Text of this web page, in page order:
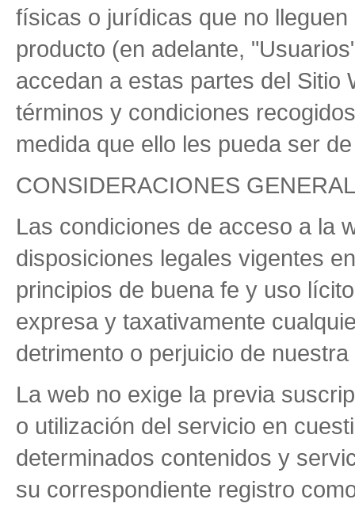
físicas o jurídicas que no
producto (en adelante,
accedan a estas partes del Sitio
términos y condiciones
medida que ello les pueda ser
CONSIDERACIONES
Las condiciones de acceso a la
disposiciones legales vigentes
principios de buena fe y uso
expresa y taxativamente
detrimento o perjuicio de
La web no exige la previa
o utilización del servicio en
determinados contenidos y
su correspondiente registro